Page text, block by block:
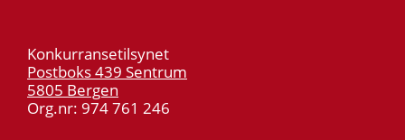
Konkurransetilsynet
Postboks 439 Sentrum
5805 Bergen
Org.nr: 974 761 246